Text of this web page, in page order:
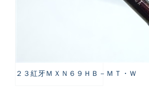
２３紅牙ＭＸＮ６９ＨＢ－ＭＴ・Ｗ